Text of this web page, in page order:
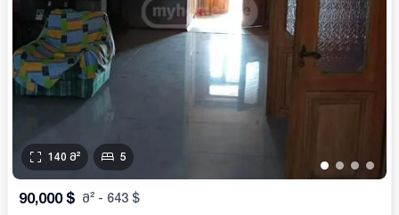
• • • •
140 მ² 5
90,000 $ მ² - 643 $